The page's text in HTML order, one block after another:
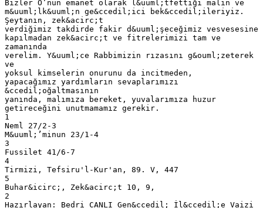
Bizler O’nun emanet olarak l&uuml;tfettiği malın ve
m&uuml;lk&uuml;n ge&ccedil;ici bek&ccedil;ileriyiz.
Şeytanın, zek&acirc;t
verdiğimiz takdirde fakir d&uuml;şeceğimiz vesvesesine
kapılmadan zek&acirc;t ve fitrelerimizi tam ve
zamanında
verelim. Y&uuml;ce Rabbimizin rızasını g&ouml;zeterek
ve
yoksul kimselerin onurunu da incitmeden,
yapacağımız yardımların sevaplarımızı
&ccedil;oğaltmasının
yanında, malımıza bereket, yuvalarımıza huzur
getireceğini unutmamamız gerekir.
1
Neml 27/2-3
M&uuml;’minun 23/1-4
3
Fussilet 41/6-7
4
Tirmizi, Tefsiru'l-Kur'an, 89. V, 447
5
Buhar&icirc;, Zek&acirc;t 10, 9,
2
Hazırlayan: Bedri CANLI Gen&ccedil; İl&ccedil;e Vaizi